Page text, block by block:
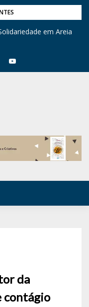
em Areia
da
contágio